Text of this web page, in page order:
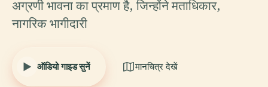
अग्रणी भावना का प्रमाण है, जिन्होंने मताधिकार,
नागरिक भागीदारी
ऑडियो गाइड सुनें मानचित्र देखें